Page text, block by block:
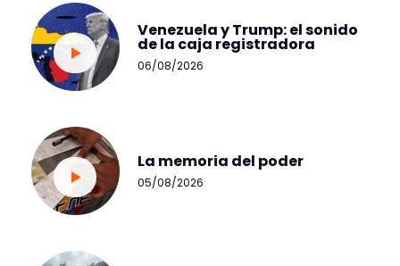
Venezuela y Trump: el sonido
de la caja registradora
06/08/2026
La memoria del poder
05/08/2026